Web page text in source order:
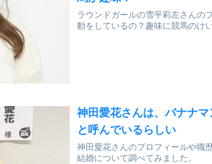
ラウンドガールの雪平莉左さんの
動をしているの？趣味に競馬のけ
神田愛花さんは、バナナマ
と呼んでいるらしい
神田愛花さんのプロフィールや職
結婚について調べてみました。